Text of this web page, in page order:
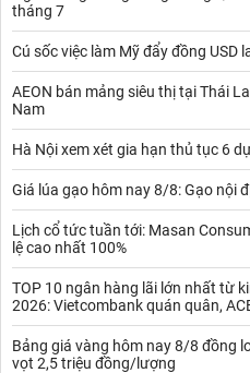
tháng 7
Cú sốc việc làm Mỹ đẩy đồng USD
AEON bán mảng siêu thị tại Thái
Nam
Hà Nội xem xét gia hạn thủ tục 6
Giá lúa gạo hôm nay 8/8: Gạo nội
Lịch cổ tức tuần tới: Masan
lệ cao nhất 100%
TOP 10 ngân hàng lãi lớn nhất từ
2026: Vietcombank quán quân,
Bảng giá vàng hôm nay 8/8 đồng
vọt 2,5 triệu đồng/lượng